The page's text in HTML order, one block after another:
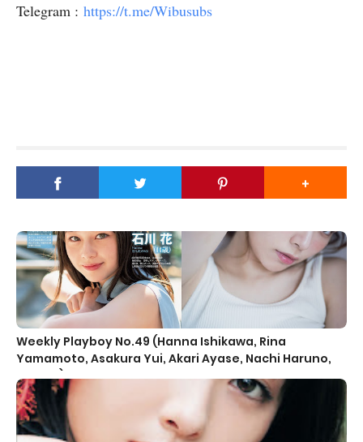
Telegram : https://t.me/Wibusubs
Weekly Playboy No.49 (Hanna Ishikawa, Rina
Yamamoto, Asakura Yui, Akari Ayase, Nachi Haruno,
Others)